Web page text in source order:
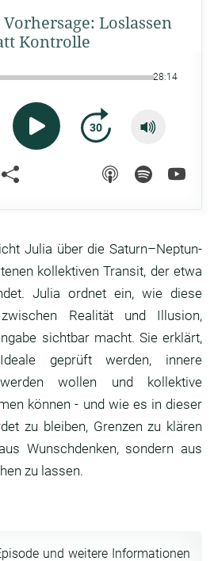
Loslassen
Kontrolle
28:14
30
Julia über die Saturn–Neptun-
kollektiven Transit, der etwa
Julia ordnet ein, wie diese
Realität und Illusion,
sichtbar macht. Sie erklärt,
geprüft werden, innere
wollen und kollektive
können - und wie es in dieser
zu bleiben, Grenzen zu klären
Wunschdenken, sondern aus
zu lassen.
und weitere Informationen